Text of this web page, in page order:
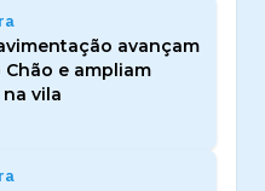
avançam
Chão e ampliam
vila